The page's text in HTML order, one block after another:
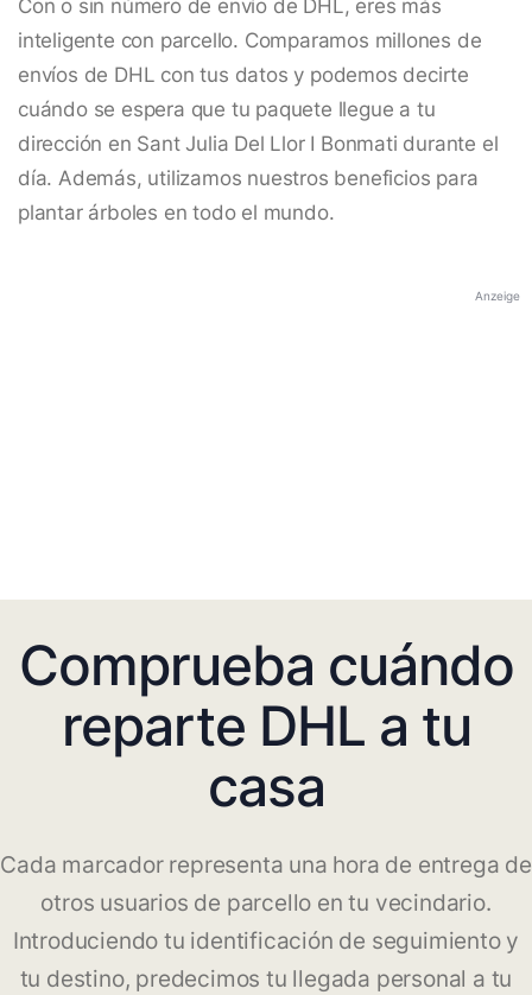
Con o sin número de envío de DHL, eres más
inteligente con parcello. Comparamos millones de
envíos de DHL con tus datos y podemos decirte
cuándo se espera que tu paquete llegue a tu
dirección en Sant Julia Del Llor I Bonmati durante el
día. Además, utilizamos nuestros beneficios para
plantar árboles en todo el mundo.
Anzeige
Comprueba cuándo
reparte DHL a tu
casa
Cada marcador representa una hora de entrega de
otros usuarios de parcello en tu vecindario.
Introduciendo tu identificación de seguimiento y
tu destino, predecimos tu llegada personal a tu